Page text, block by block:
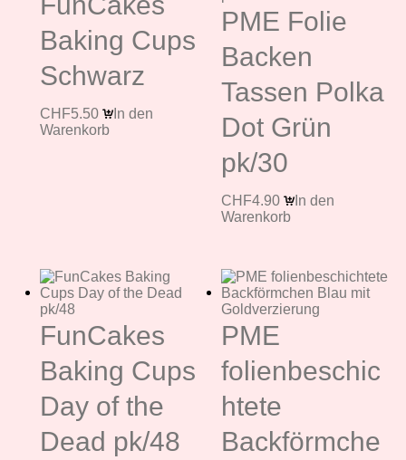
Baking Cups
Schwarz
CHF5.50
In den
Warenkorb
PME Folie
Backen
Tassen Polka
Dot Grün
pk/30
CHF4.90
In den
Warenkorb
FunCakes
Baking Cups
Day of the
Dead pk/48
PME
folienbeschic
htete
Backförmche